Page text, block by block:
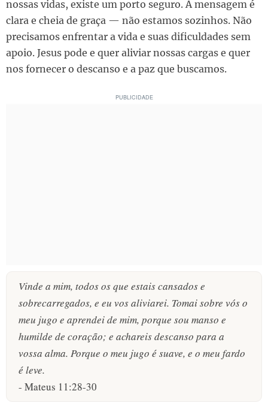
nossas vidas, existe um porto seguro. A mensagem é
clara e cheia de graça — não estamos sozinhos. Não
precisamos enfrentar a vida e suas dificuldades sem
apoio. Jesus pode e quer aliviar nossas cargas e quer
nos fornecer o descanso e a paz que buscamos.
Vinde a mim, todos os que estais cansados e
sobrecarregados, e eu vos aliviarei. Tomai sobre vós o
meu jugo e aprendei de mim, porque sou manso e
humilde de coração; e achareis descanso para a
vossa alma. Porque o meu jugo é suave, e o meu fardo
é leve.
- Mateus 11:28-30